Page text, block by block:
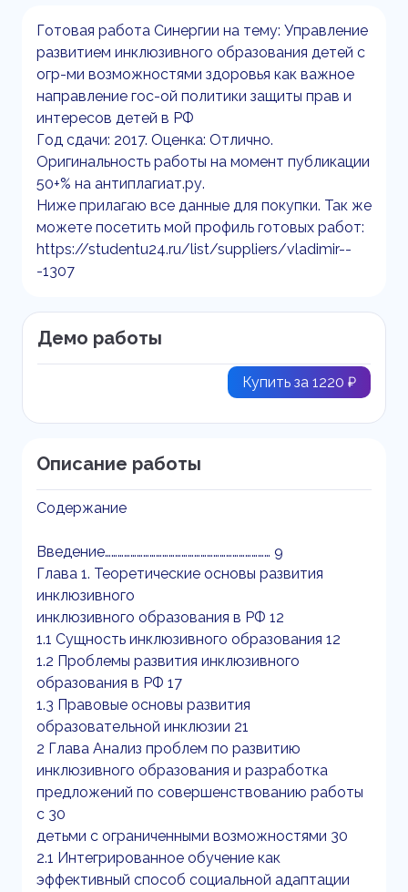
Готовая работа Синергии на тему: Управление
развитием инклюзивного образования детей с
огр-ми возможностями здоровья как важное
направление гос-ой политики защиты прав и
интересов детей в РФ
Год сдачи: 2017. Оценка: Отлично.
Оригинальность работы на момент публикации
50+% на антиплагиат.ру.
Ниже прилагаю все данные для покупки. Так же
можете посетить мой профиль готовых работ:
https://studentu24.ru/list/suppliers/vladimir--
-1307
Демо работы
Купить за 1220 ₽
Описание работы
Содержание
Введение…………………………………………………………………… 9
Глава 1. Теоретические основы развития
инклюзивного
инклюзивного образования в РФ 12
1.1 Сущность инклюзивного образования 12
1.2 Проблемы развития инклюзивного
образования в РФ 17
1.3 Правовые основы развития
образовательной инклюзии 21
2 Глава Анализ проблем по развитию
инклюзивного образования и разработка
предложений по совершенствованию работы
с 30
детьми с ограниченными возможностями 30
2.1 Интегрированное обучение как
эффективный способ социальной адаптации